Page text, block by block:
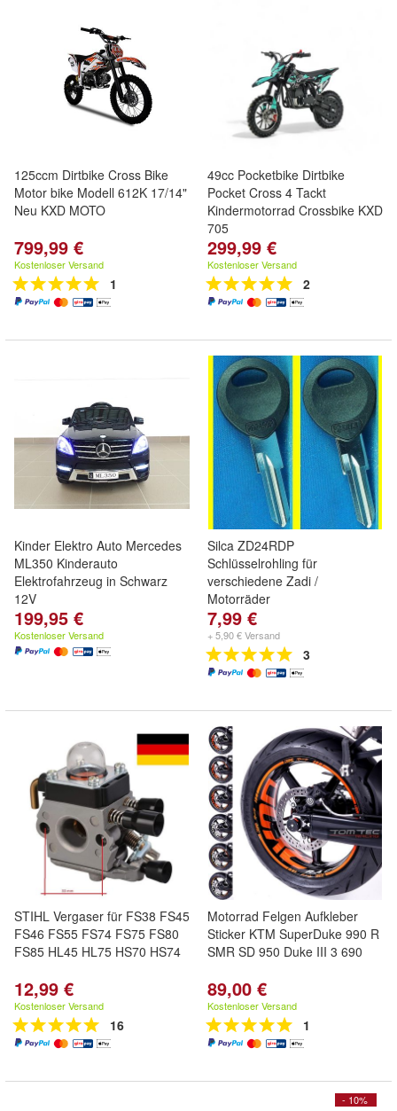
125ccm Dirtbike Cross Bike
Motor bike Modell 612K 17/14"
Neu KXD MOTO
799,99 €
Kostenloser Versand
1
49cc Pocketbike Dirtbike
Pocket Cross 4 Tackt
Kindermotorrad Crossbike KXD
705
299,99 €
Kostenloser Versand
2
Kinder Elektro Auto Mercedes
ML350 Kinderauto
Elektrofahrzeug in Schwarz
12V
199,95 €
Kostenloser Versand
Silca ZD24RDP
Schlüsselrohling für
verschiedene Zadi /
Motorräder
7,99 €
+ 5,90 € Versand
3
STIHL Vergaser für FS38 FS45
FS46 FS55 FS74 FS75 FS80
FS85 HL45 HL75 HS70 HS74
12,99 €
Kostenloser Versand
16
Motorrad Felgen Aufkleber
Sticker KTM SuperDuke 990 R
SMR SD 950 Duke III 3 690
89,00 €
Kostenloser Versand
1
- 10%